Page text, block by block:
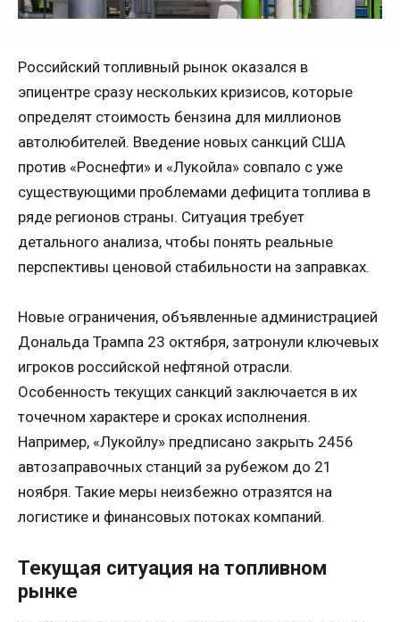
Российский топливный рынок оказался в
эпицентре сразу нескольких кризисов, которые
определят стоимость бензина для миллионов
автолюбителей. Введение новых санкций США
против «Роснефти» и «Лукойла» совпало с уже
существующими проблемами дефицита топлива в
ряде регионов страны. Ситуация требует
детального анализа, чтобы понять реальные
перспективы ценовой стабильности на заправках.
Новые ограничения, объявленные администрацией
Дональда Трампа 23 октября, затронули ключевых
игроков российской нефтяной отрасли.
Особенность текущих санкций заключается в их
точечном характере и сроках исполнения.
Например, «Лукойлу» предписано закрыть 2456
автозаправочных станций за рубежом до 21
ноября. Такие меры неизбежно отразятся на
логистике и финансовых потоках компаний.
Текущая ситуация на топливном
рынке